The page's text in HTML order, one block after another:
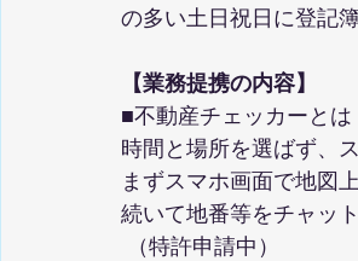
の多い土日祝日に登記
【業務提携の内容】
■不動産チェッカーとは
時間と場所を選ばず、
まずスマホ画面で地図
続いて地番等をチャッ
（特許申請中）